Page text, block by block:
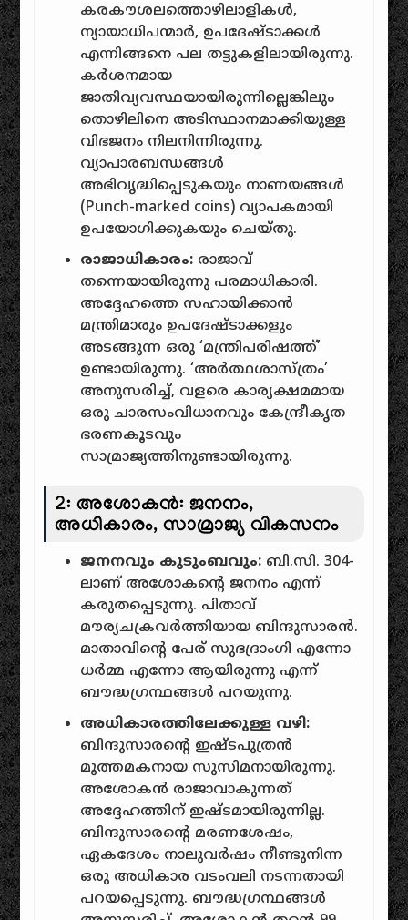
കരകൗശലത്തൊഴിലാളികൾ,
ന്യായാധിപന്മാർ, ഉപദേഷ്ടാക്കൾ
എന്നിങ്ങനെ പല തട്ടുകളിലായിരുന്നു.
കർശനമായ
ജാതിവ്യവസ്ഥയായിരുന്നില്ലെങ്കിലും
തൊഴിലിനെ അടിസ്ഥാനമാക്കിയുള്ള
വിഭജനം നിലനിന്നിരുന്നു.
വ്യാപാരബന്ധങ്ങൾ
അഭിവൃദ്ധിപ്പെടുകയും നാണയങ്ങൾ
(Punch-marked coins) വ്യാപകമായി
ഉപയോഗിക്കുകയും ചെയ്തു.
രാജാധികാരം: രാജാവ്
തന്നെയായിരുന്നു പരമാധികാരി.
അദ്ദേഹത്തെ സഹായിക്കാൻ
മന്ത്രിമാരും ഉപദേഷ്ടാക്കളും
അടങ്ങുന്ന ഒരു ‘മന്ത്രിപരിഷത്ത്’
ഉണ്ടായിരുന്നു. ‘അർത്ഥശാസ്ത്രം’
അനുസരിച്ച്, വളരെ കാര്യക്ഷമമായ
ഒരു ചാരസംവിധാനവും കേന്ദ്രീകൃത
ഭരണകൂടവും
സാമ്രാജ്യത്തിനുണ്ടായിരുന്നു.
2: അശോകൻ: ജനനം,
അധികാരം, സാമ്രാജ്യ വികസനം
ജനനവും കുടുംബവും: ബി.സി. 304-
ലാണ് അശോകന്റെ ജനനം എന്ന്
കരുതപ്പെടുന്നു. പിതാവ്
മൗര്യചക്രവർത്തിയായ ബിന്ദുസാരൻ.
മാതാവിന്റെ പേര് സുഭദ്രാംഗി എന്നോ
ധർമ്മ എന്നോ ആയിരുന്നു എന്ന്
ബൗദ്ധഗ്രന്ഥങ്ങൾ പറയുന്നു.
അധികാരത്തിലേക്കുള്ള വഴി:
ബിന്ദുസാരന്റെ ഇഷ്ടപുത്രൻ
മൂത്തമകനായ സുസിമനായിരുന്നു.
അശോകൻ രാജാവാകുന്നത്
അദ്ദേഹത്തിന് ഇഷ്ടമായിരുന്നില്ല.
ബിന്ദുസാരന്റെ മരണശേഷം,
ഏകദേശം നാലുവർഷം നീണ്ടുനിന്ന
ഒരു അധികാര വടംവലി നടന്നതായി
പറയപ്പെടുന്നു. ബൗദ്ധഗ്രന്ഥങ്ങൾ